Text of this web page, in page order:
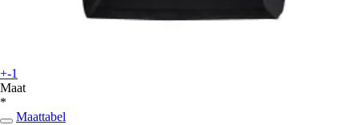
+-1
Maat
*
Maattabel